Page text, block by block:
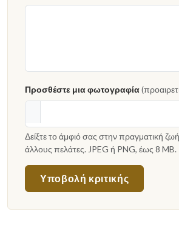
Προσθέστε μια φωτογραφία
Δείξτε το άμφιό σας στην πραγματική
άλλους πελάτες. JPEG ή PNG, έως 8 MB.
Υποβολή κριτικής